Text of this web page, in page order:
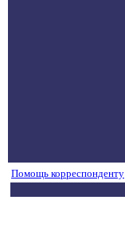
Помощь корреспонденту